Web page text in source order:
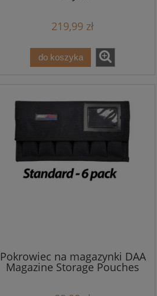
219,99 zł
do koszyka
Pokrowiec na magazynki DAA
Magazine Storage Pouches